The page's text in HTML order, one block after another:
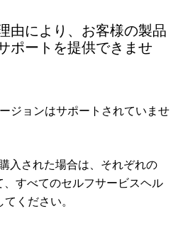
由により、お客様の製品
ポートを提供できませ
ジョンはサポートされていませ
入された場合は、それぞれの
すべてのセルフサービスヘル
ください。